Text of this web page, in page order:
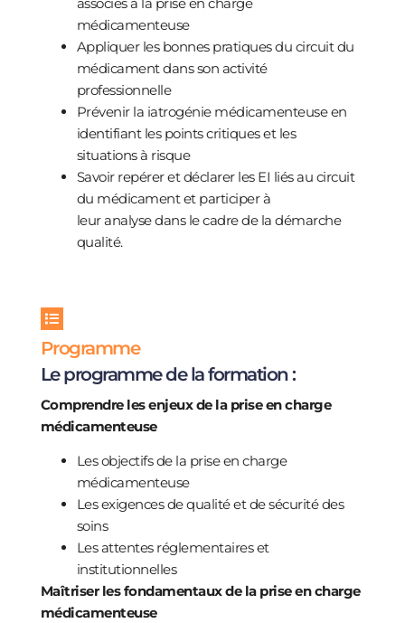
médicamenteuse
Appliquer les bonnes pratiques du circuit du
médicament dans son activité
professionnelle
Prévenir la iatrogénie médicamenteuse en
identifiant les points critiques et les
situations à risque
Savoir repérer et déclarer les EI liés au circuit
du médicament et participer à
leur analyse dans le cadre de la démarche
qualité.
Programme
Le programme de la formation :
Comprendre les enjeux de la prise en charge
médicamenteuse
Les objectifs de la prise en charge
médicamenteuse
Les exigences de qualité et de sécurité des
soins
Les attentes réglementaires et
institutionnelles
Maîtriser les fondamentaux de la prise en charge
médicamenteuse